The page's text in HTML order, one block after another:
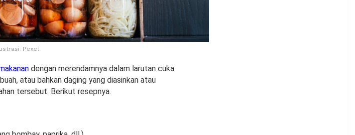
Pexel.
dengan merendamnya dalam larutan cuka
atau bahkan daging yang diasinkan atau
tersebut. Berikut resepnya.